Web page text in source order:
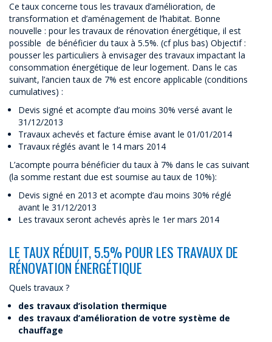
Ce taux concerne tous les travaux d’amélioration, de
transformation et d’aménagement de l’habitat. Bonne
nouvelle : pour les travaux de rénovation énergétique, il est
possible de bénéficier du taux à 5.5%. (cf plus bas) Objectif :
pousser les particuliers à envisager des travaux impactant la
consommation énergétique de leur logement. Dans le cas
suivant, l’ancien taux de 7% est encore applicable (conditions
cumulatives) :
Devis signé et acompte d’au moins 30% versé avant le
31/12/2013
Travaux achevés et facture émise avant le 01/01/2014
Travaux réglés avant le 14 mars 2014
L’acompte pourra bénéficier du taux à 7% dans le cas suivant
(la somme restant due est soumise au taux de 10%):
Devis signé en 2013 et acompte d’au moins 30% réglé
avant le 31/12/2013
Les travaux seront achevés après le 1er mars 2014
LE TAUX RÉDUIT, 5.5% POUR LES TRAVAUX DE
RÉNOVATION ÉNERGÉTIQUE
Quels travaux ?
des travaux d’isolation thermique
des travaux d’amélioration de votre système de
chauffage